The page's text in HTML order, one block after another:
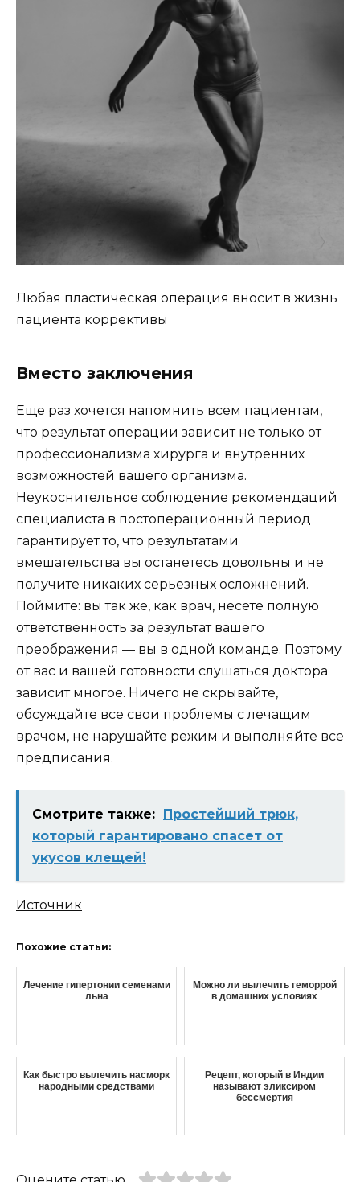
Любая пластическая операция вносит в жизнь
пациента коррективы
Вместо заключения
Еще раз хочется напомнить всем пациентам,
что результат операции зависит не только от
профессионализма хирурга и внутренних
возможностей вашего организма.
Неукоснительное соблюдение рекомендаций
специалиста в постоперационный период
гарантирует то, что результатами
вмешательства вы останетесь довольны и не
получите никаких серьезных осложнений.
Поймите: вы так же, как врач, несете полную
ответственность за результат вашего
преображения — вы в одной команде. Поэтому
от вас и вашей готовности слушаться доктора
зависит многое. Ничего не скрывайте,
обсуждайте все свои проблемы с лечащим
врачом, не нарушайте режим и выполняйте все
предписания.
Смотрите также: Простейший трюк,
который гарантировано спасет от
укусов клещей!
Источник
Похожие статьи:
Лечение гипертонии семенами
льна
Можно ли вылечить геморрой
в домашних условиях
Как быстро вылечить насморк
народными средствами
Рецепт, который в Индии
называют эликсиром
бессмертия